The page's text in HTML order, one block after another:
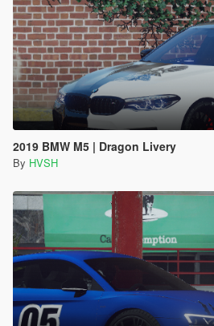
2019 BMW M5 | Dragon Livery
By HVSH